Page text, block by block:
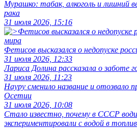
Мурашко: табак, алкоголь и лишний
рака
31 июля 2026, 15:16
Фетисов высказался о недопуске
31 июля 2026, 12:33
Лариса Долина рассказала о заботе
31 июля 2026, 11:23
Науру сменило название и отозвало
Осетии
31 июля 2026, 10:08
Стало известно, почему в СССР
экспериментировали с водой в